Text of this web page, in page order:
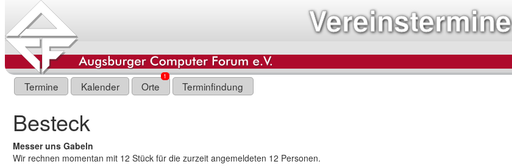
Vereinstermine
Termine Kalender Orte
1
Terminfindung
Besteck
Messer uns Gabeln
Wir rechnen momentan mit 12 Stück für die zurzeit angemeldeten 12 Personen.